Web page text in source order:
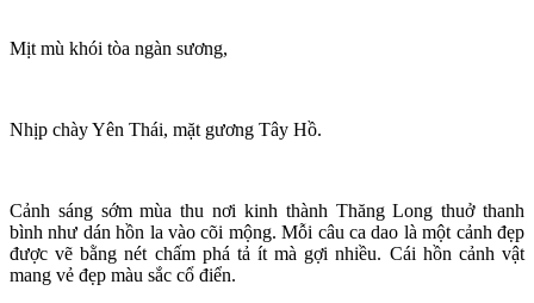
Mịt mù khói tòa ngàn sương,
Nhịp chày Yên Thái, mặt gương Tây Hồ.
Cảnh sáng sớm mùa thu nơi kinh thành Thăng Long thuở thanh
bình như dán hồn la vào cõi mộng. Mỗi câu ca dao là một cảnh đẹp
được vẽ bằng nét chấm phá tả ít mà gợi nhiều. Cái hồn cảnh vật
mang vẻ đẹp màu sắc cổ điển.